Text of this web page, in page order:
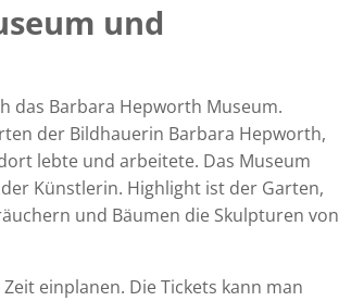
und
das Barbara Hepworth Museum.
der Bildhauerin Barbara Hepworth,
lebte und arbeitete. Das Museum
Künstlerin. Highlight ist der Garten,
und Bäumen die Skulpturen von
einplanen. Die Tickets kann man